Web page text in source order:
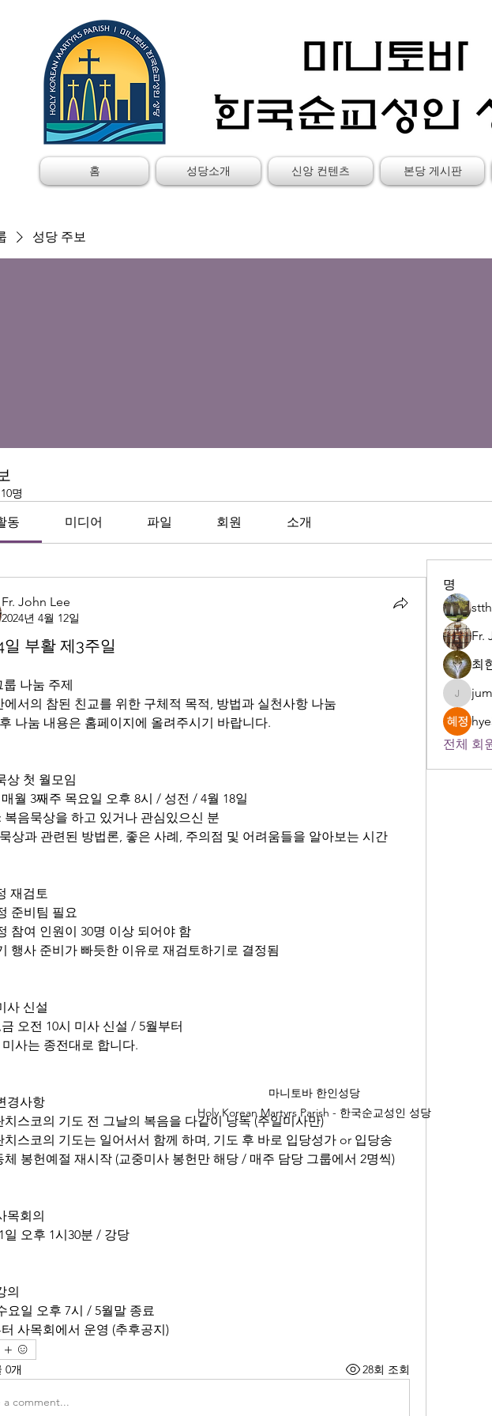
홈 성당소개 신앙 컨텐츠 본당 게시판
성당 주보
명
동 미디어 파일 회원 소개
Fr. John Lee
2024년 4월 12일
일 부활 제3주일
룹 나눔 주제
에서의 참된 친교를 위한 구체적 목적, 방법과 실천사항 나눔
나눔 내용은 홈페이지에 올려주시기 바랍니다.
상 첫 월모임
월 3째주 목요일 오후 8시 / 성전 / 4월 18일
: 복음묵상을 하고 있거나 관심있으신 분
묵상과 관련된 방법론, 좋은 사례, 주의점 및 어려움들을 알아보는 시간
재검토
정 준비팀 필요
정 참여 인원이 30명 이상 되어야 함
기 행사 준비가 빠듯한 이유로 재검토하기로 결정됨
사 신설
,금 오전 10시 미사 신설 / 5월부터
미사는 종전대로 합니다.
경사항
란치스코의 기도 전 그날의 복음을 다같이 낭독 (주일미사만)
란치스코의 기도는 일어서서 함께 하며, 기도 후 바로 입당성가 or 입당송
동체 봉헌예절 재시작 (교중미사 봉헌만 해당 / 매주 담당 그룹에서 2명씩)
목회의
21일 오후 1시30분 / 강당
의
요일 오후 7시 / 5월말 종료
터 사목회에서 운영 (추후공지)
0개 28회 조회
a comment...
명
Fr.
최
전체 회
마니토바 한인성당
Holy Korean Martyrs Parish - 한국순교성인 성당